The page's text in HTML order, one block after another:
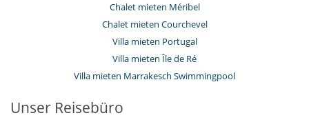
Chalet mieten Méribel
Chalet mieten Courchevel
Villa mieten Portugal
Villa mieten Île de Ré
Villa mieten Marrakesch Swimmingpool
Unser Reisebüro